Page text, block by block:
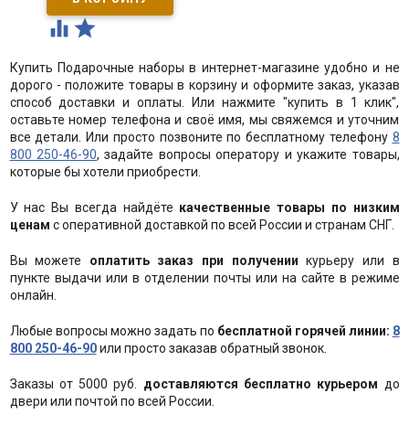
 
Купить Подарочные наборы в интернет-магазине удобно и не
дорого - положите товары в корзину и оформите заказ, указав
способ доставки и оплаты. Или нажмите "купить в 1 клик",
оставьте номер телефона и своё имя, мы свяжемся и уточним
все детали. Или просто позвоните по бесплатному телефону 8
800 250-46-90, задайте вопросы оператору и укажите товары,
которые бы хотели приобрести.
У нас Вы всегда найдёте качественные товары по низким
ценам с оперативной доставкой по всей России и странам СНГ.
Вы можете оплатить заказ при получении курьеру или в
пункте выдачи или в отделении почты или на сайте в режиме
онлайн.
Любые вопросы можно задать по бесплатной горячей линии: 8
800 250-46-90или просто заказав обратный звонок.
Заказы от 5000 руб. доставляются бесплатно курьером до
двери или почтой по всей России.